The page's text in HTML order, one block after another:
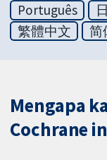
Português
繁體中文
简
Mengapa
Cochrane